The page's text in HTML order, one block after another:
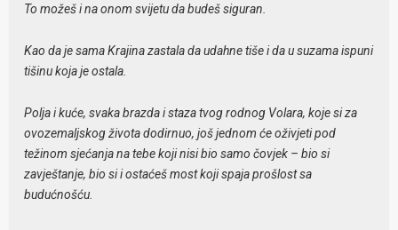
To možeš i na onom svijetu da budeš siguran.
Kao da je sama Krajina zastala da udahne tiše i da u suzama ispuni
tišinu koja je ostala.
Polja i kuće, svaka brazda i staza tvog rodnog Volara, koje si za
ovozemaljskog života dodirnuo, još jednom će oživjeti pod
težinom sjećanja na tebe koji nisi bio samo čovjek – bio si
zavještanje, bio si i ostaćeš most koji spaja prošlost sa
budućnošću.